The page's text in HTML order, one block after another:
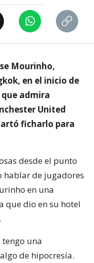
Mourinho,
en el inicio de
admira
United
ficharlo para
desde el punto
hablar de jugadores
en una
que dio en su hotel
tengo una
de hipocresía.